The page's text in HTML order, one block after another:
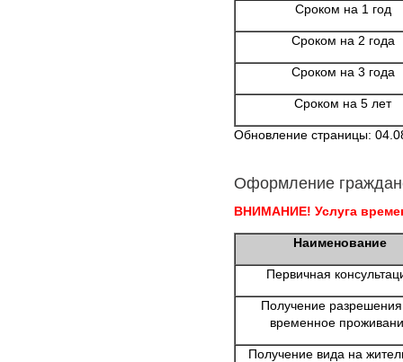
Сроком на 1 год
Сроком на 2 года
Сроком на 3 года
Сроком на 5 лет
Обновление страницы:
Оформление
ВНИМАНИЕ! Услуга
Наименование
Первичная
Получение
временное
Получение вида на